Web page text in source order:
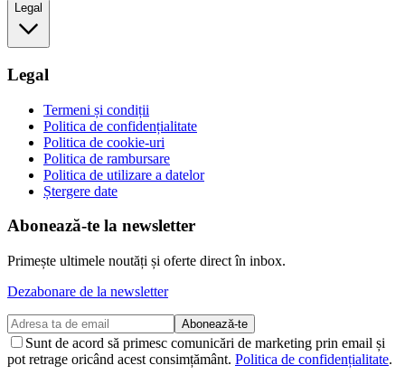
Legal
Legal
Termeni și condiții
Politica de confidențialitate
Politica de cookie-uri
Politica de rambursare
Politica de utilizare a datelor
Ștergere date
Abonează-te la newsletter
Primește ultimele noutăți și oferte direct în inbox.
Dezabonare de la newsletter
Abonează-te
Sunt de acord să primesc comunicări de marketing prin email și
pot retrage oricând acest consimțământ. Politica de confidențialitate.